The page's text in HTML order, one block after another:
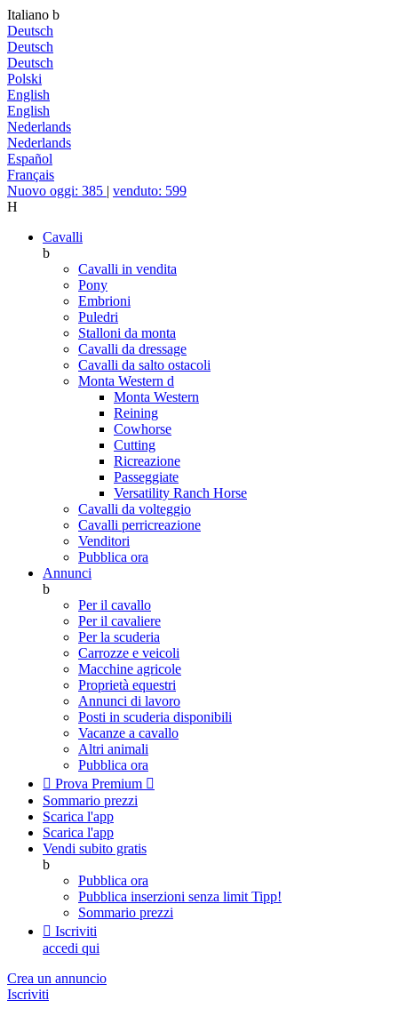
Italiano b
Deutsch
Deutsch
Deutsch
Polski
English
English
Nederlands
Nederlands
Español
Français
Nuovo oggi: 385 | venduto: 599
H
Cavalli
b
Cavalli in vendita
Pony
Embrioni
Puledri
Stalloni da monta
Cavalli da dressage
Cavalli da salto ostacoli
Monta Western d
Monta Western
Reining
Cowhorse
Cutting
Ricreazione
Passeggiate
Versatility Ranch Horse
Cavalli da volteggio
Cavalli perricreazione
Venditori
Pubblica ora
Annunci
b
Per il cavallo
Per il cavaliere
Per la scuderia
Carrozze e veicoli
Macchine agricole
Proprietà equestri
Annunci di lavoro
Posti in scuderia disponibili
Vacanze a cavallo
Altri animali
Pubblica ora
 Prova Premium 
Sommario prezzi
Scarica l'app
Scarica l'app
Vendi subito gratis
b
Pubblica ora
Pubblica inserzioni senza limit Tipp!
Sommario prezzi
 Iscriviti
accedi qui
Crea un annuncio
Iscriviti